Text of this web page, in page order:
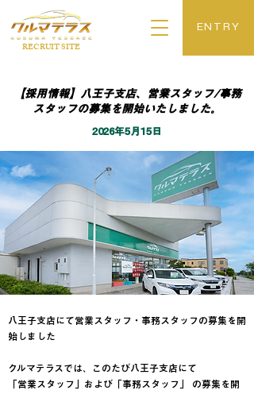
​RECRUIT SITE
ENTRY
2026年5月15日
八王子支店にて営業スタッフ・事務スタッフの募集を開
始しました
クルマテラスでは、このたび八王子支店にて
「営業スタッフ」および「事務スタッフ」 の募集を開
【採用情報】八王子支店、営業スタッフ/事務
スタッフの募集を開始いたしました。